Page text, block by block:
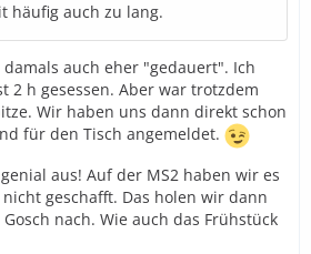
häufig auch zu lang.
damals auch eher "gedauert". Ich
2 h gesessen. Aber war trotzdem
Wir haben uns dann direkt schon
für den Tisch angemeldet.
aus! Auf der MS2 haben wir es
geschafft. Das holen wir dann
nach. Wie auch das Frühstück